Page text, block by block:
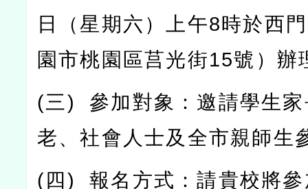
日（星期六）上午8時於西
園市桃園區莒光街15號）辦
(三) 參加對象：邀請學生
老、社會人士及全市親師生
(四)報名方式：請貴校將